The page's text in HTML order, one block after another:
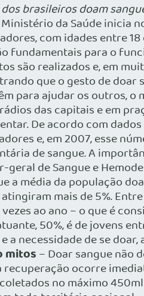
dos brasileiros doam
da Saúde inicia
com idades entre
fundamentais para o
são realizados e, em
que o gesto de
para ajudar os outros, o
das capitais e em
De acordo com
e, em 2007, esse
de sangue. A
geral de Sangue e
a média da população
mais de 5%.
ao ano – o que é
50%, é de jovens
a necessidade de se
mitos – Doar sangue não
recuperação ocorre
no máximo